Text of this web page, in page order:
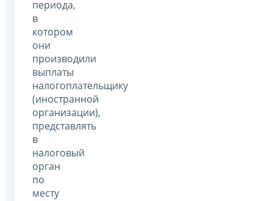
периода,
в
котором
они
производили
выплаты
налогоплательщику
(иностранной
организации),
представлять
в
налоговый
орган
по
месту